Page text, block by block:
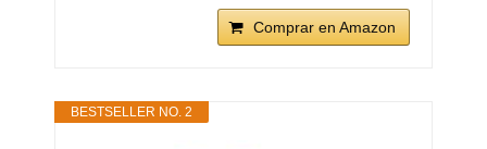
Comprar en Amazon
BESTSELLER NO. 2